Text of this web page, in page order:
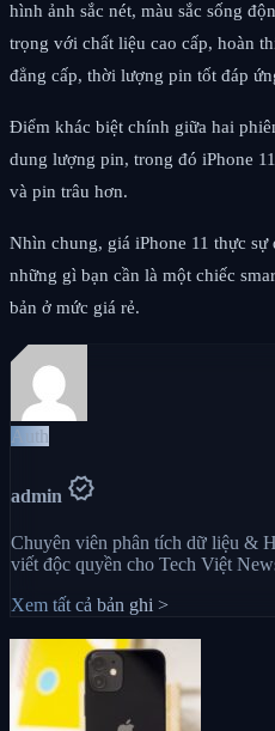
hình ảnh sắc nét, màu sắc sống
trọng với chất liệu cao cấp, hoàn
đẳng cấp, thời lượng pin tốt đáp
Điểm khác biệt chính giữa hai
dung lượng pin, trong đó iPhone
và pin trâu hơn.
Nhìn chung, giá iPhone 11 thực sự
những gì bạn cần là một chiếc
bản ở mức giá rẻ.
Auth
admin verified
Chuyên viên phân tích dữ liệu &
viết độc quyền cho Tech Việt
Xem tất cả bản ghi >